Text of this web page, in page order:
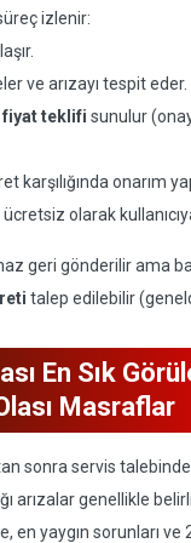
izlenir:
ve arızayı tespit eder.
fiyat teklifi sunulur
karşılığında onarım
olarak
geri gönderilir ama
talep edilebilir
En Sık
Masraflar
sonra servis
arızalar genellikle
en yaygın sorunları ve